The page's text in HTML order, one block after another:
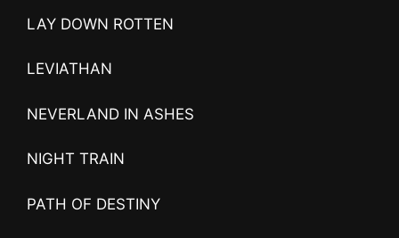
LAY DOWN ROTTEN
LEVIATHAN
NEVERLAND IN ASHES
NIGHT TRAIN
PATH OF DESTINY